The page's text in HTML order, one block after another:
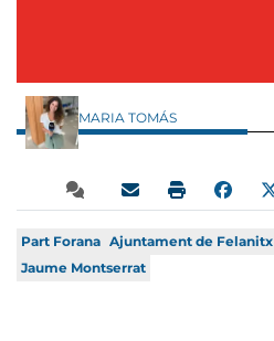
MARIA TOMÁS
Part Forana Ajuntament de Felanitx
Jaume Montserrat